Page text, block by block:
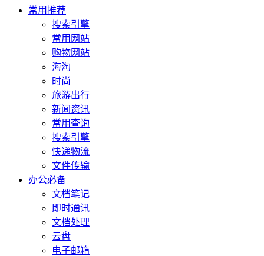
常用推荐
搜索引擎
常用网站
购物网站
海淘
时尚
旅游出行
新闻资讯
常用查询
搜索引擎
快递物流
文件传输
办公必备
文档笔记
即时通讯
文档处理
云盘
电子邮箱